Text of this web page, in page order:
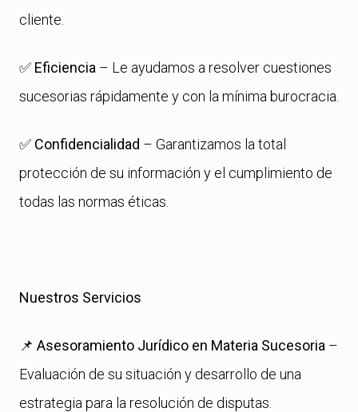
cliente.
✅ Eficiencia – Le ayudamos a resolver cuestiones
sucesorias rápidamente y con la mínima burocracia.
✅ Confidencialidad – Garantizamos la total
protección de su información y el cumplimiento de
todas las normas éticas.
Nuestros Servicios
📌 Asesoramiento Jurídico en Materia Sucesoria –
Evaluación de su situación y desarrollo de una
estrategia para la resolución de disputas.